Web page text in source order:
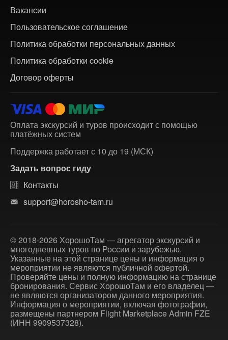
Вакансии
Пользовательское соглашение
Политика обработки персональных данных
Политика обработки cookie
Договор оферты
Оплата экскурсий и туров происходит с помощью
платёжных систем
Поддержка работает с 10 до 19 (МСК)
Задать вопрос гиду
Контакты
support@horosho-tam.ru
© 2018-2026 ХорошоТам — агрегатор экскурсий и
многодневных туров по России и зарубежью.
Указанные на этой странице цены и информация о
мероприятии не являются публичной офертой.
Проверяйте цены и полную информацию на странице
бронирования. Сервис ХорошоТам и его владелец —
не являются организатором данного мероприятия.
Информация о мероприятии, включая фотографии,
размещены партнером Flight Marketplace Admin FZE
(ИНН 9909537328).